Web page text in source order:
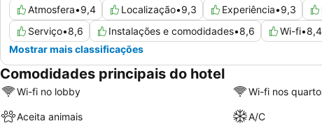
Atmosfera•9,4 Localização•9,3 Experiência•9,3
Serviço•8,6 Instalações e comodidades•8,6 Wi-fi•8,4
Mostrar mais classificações
Comodidades principais do hotel
Wi-fi no lobby Wi-fi nos
Aceita animais A/C